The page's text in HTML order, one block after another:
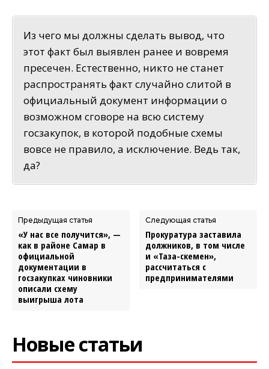
Из чего мы должны сделать вывод, что
этот факт был выявлен ранее и вовремя
пресечен. Естественно, никто не станет
распространять факт случайно слитой в
официальный документ информации о
возможном сговоре на всю систему
госзакупок, в которой подобные схемы
вовсе не правило, а исключение. Ведь так,
да?
Предыдущая статья
«У нас все получится», —
как в районе Самар в
официальной
документации в
госзакупках чиновники
описали схему
выигрыша лота
Следующая статья
Прокуратура заставила
должников, в том числе
и «Таза-Өскемен»,
рассчитаться с
предпринимателями
Новые статьи